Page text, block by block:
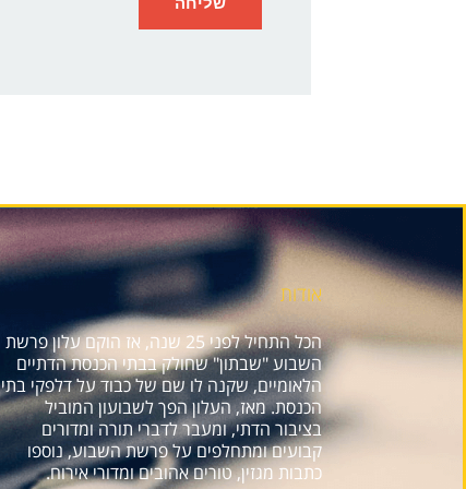
אודות
הכל התחיל לפני 25 שנה, אז הוקם עלון פרשת
השבוע "שבתון" שחולק בבתי הכנסת הדתיים
הלאומיים, שקנה לו שם של כבוד על דלפקי בתי
הכנסת. מאז, העלון הפך לשבועון המוביל
בציבור הדתי, ומעבר לדברי תורה ומדורים
קבועים ומתחלפים על פרשת השבוע, נוספו
כתבות מגזין, טורים אהובים ומדורי אירוח.